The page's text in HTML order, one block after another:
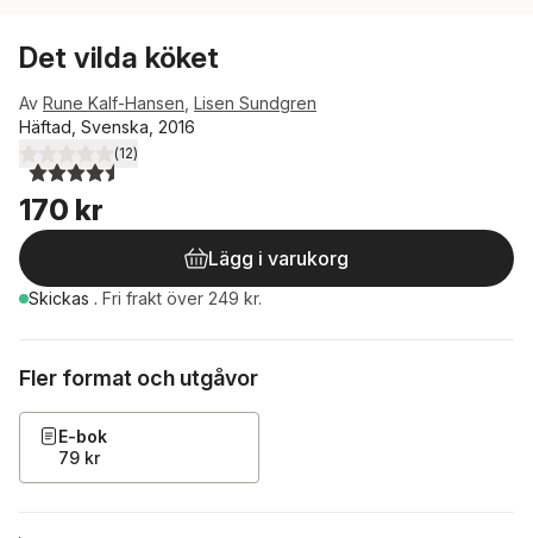
Det vilda köket
Av Rune Kalf-Hansen Lisen Sundgren
Häftad, Svenska, 2016
4,5utav 5 stjärnor. Totalt antal röster:
(12)
170 kr
Lägg i varukorg
Skickas . Fri frakt över 249 kr.
Fler format och utgåvor
E-bok
79 kr